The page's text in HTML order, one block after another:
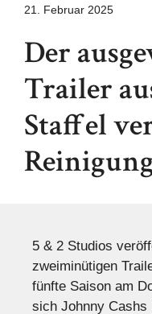
21. Februar 2025
Der
Trailer
Staffel
5 & ​​2 Studios
zweiminütigen
fünfte Saison am
sich Johnny Cashs